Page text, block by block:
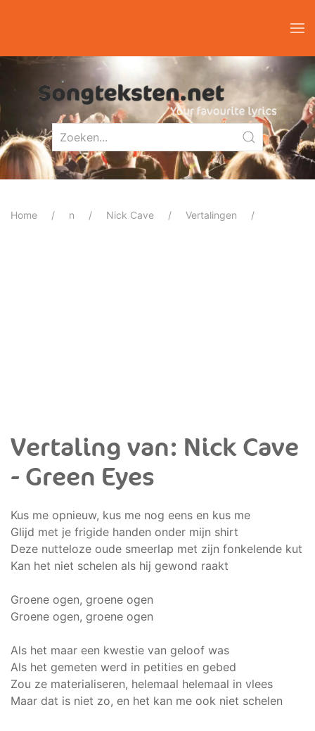
Home n Nick Cave Vertalingen
Vertaling van: Nick Cave
- Green Eyes
Kus me opnieuw, kus me nog eens en kus me
Glijd met je frigide handen onder mijn shirt
Deze nutteloze oude smeerlap met zijn fonkelende kut
Kan het niet schelen als hij gewond raakt
Groene ogen, groene ogen
Groene ogen, groene ogen
Als het maar een kwestie van geloof was
Als het gemeten werd in petities en gebed
Zou ze materialiseren, helemaal helemaal in vlees
Maar dat is niet zo, en het kan me ook niet schelen